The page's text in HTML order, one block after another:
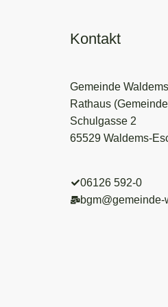
Kontakt
Gemeinde Waldems
Rathaus
Schulgasse 2
65529 Waldems-
06126 592-0